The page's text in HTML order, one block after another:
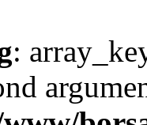
: